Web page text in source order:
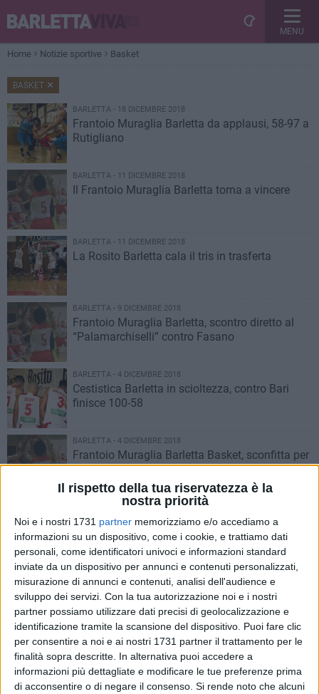
Il rispetto della tua riservatezza è la
nostra priorità
Noi e i nostri 1731 partner memorizziamo e/o accediamo a
informazioni su un dispositivo, come i cookie, e trattiamo dati
personali, come identificatori univoci e informazioni standard
inviate da un dispositivo per annunci e contenuti personalizzati,
misurazione di annunci e contenuti, analisi dell'audience e
sviluppo dei servizi. Con la tua autorizzazione noi e i nostri
partner possiamo utilizzare dati precisi di geolocalizzazione e
identificazione tramite la scansione del dispositivo. Puoi fare clic
per consentire a noi e ai nostri 1731 partner il trattamento per le
finalità sopra descritte. In alternativa puoi accedere a
informazioni più dettagliate e modificare le tue preferenze prima
di acconsentire o di negare il consenso. Si rende noto che alcuni
MENU
Home Notizie sportive Basket
BASKET
BARLETTA - 18 DICEMBRE 2018
Frantoio Muraglia Barletta da applausi, 58-97 a
Rutigliano​
BARLETTA - 11 DICEMBRE 2018
Il Frantoio Muraglia Barletta torna a vincere
BARLETTA - 11 DICEMBRE 2018
La Rosito Barletta cala il tris in trasferta
BARLETTA - 9 DICEMBRE 2018
Frantoio Muraglia Barletta,​ scontro diretto al
“Palamarchiselli” contro Fasano
BARLETTA - 4 DICEMBRE 2018
Cestistica Barletta in scioltezza, contro Bari
finisce 100-58
BARLETTA - 4 DICEMBRE 2018
Frantoio Muraglia Barletta Basket, sconfitta per
84-71 a Lucera
BARLETTA - 2 DICEMBRE 2018
Barletta Basket a Lucera per tornare alla
vittoria
BARLETTA - 27 NOVEMBRE 2018
Stephens trascina la Cestistica Barletta, contro
Brindisi finisce 59-79
BARLETTA - 21 NOVEMBRE 2018
Frantoio Muraglia Barletta, sconfitta per 70-66
ad Altamura